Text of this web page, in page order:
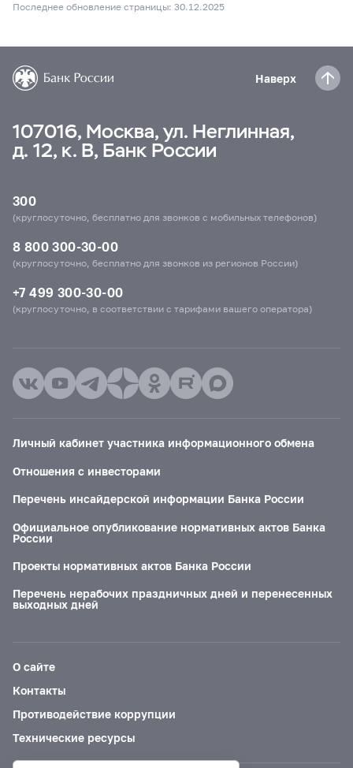
Последнее обновление страницы: 30.12.2025
Наверх
107016, Москва, ул. Неглинная,
д. 12, к. В, Банк России
300
(круглосуточно, бесплатно для звонков с мобильных телефонов)
8 800 300-30-00
(круглосуточно, бесплатно для звонков из регионов России)
+7 499 300-30-00
(круглосуточно, в соответствии с тарифами вашего оператора)
Личный кабинет участника информационного обмена
Отношения с инвесторами
Перечень инсайдерской информации Банка России
Официальное опубликование нормативных актов Банка
России
Проекты нормативных актов Банка России
Перечень нерабочих праздничных дней и перенесенных
выходных дней
О сайте
Контакты
Противодействие коррупции
Технические ресурсы